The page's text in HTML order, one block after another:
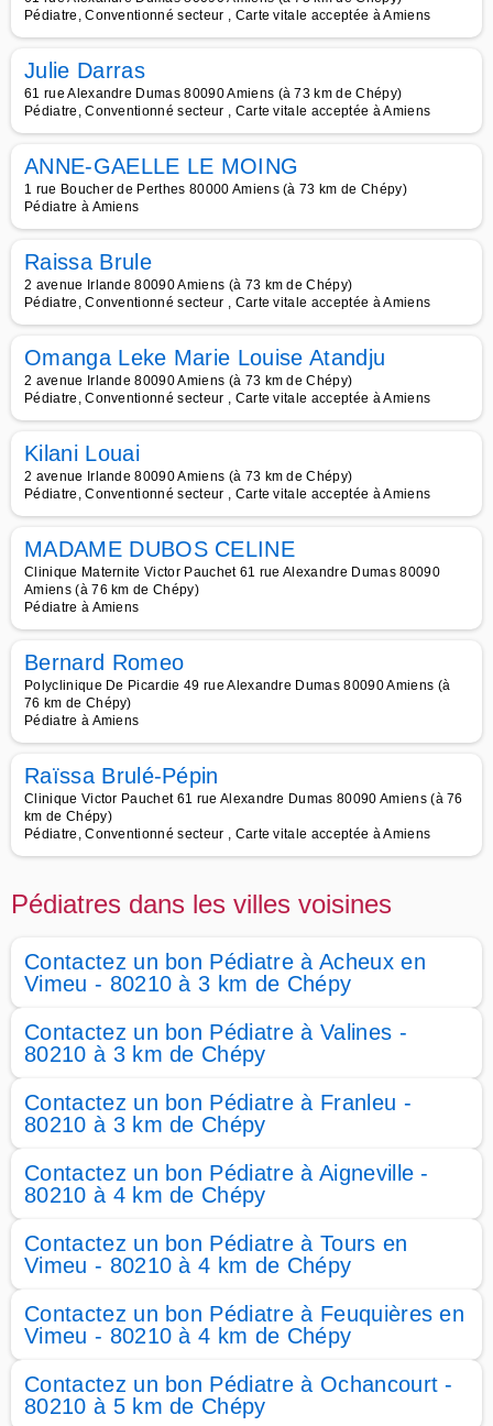
Pédiatre, Conventionné secteur , Carte vitale acceptée à Amiens
Julie Darras
61 rue Alexandre Dumas 80090 Amiens (à 73 km de Chépy)
Pédiatre, Conventionné secteur , Carte vitale acceptée à Amiens
ANNE-GAELLE LE MOING
1 rue Boucher de Perthes 80000 Amiens (à 73 km de Chépy)
Pédiatre à Amiens
Raissa Brule
2 avenue Irlande 80090 Amiens (à 73 km de Chépy)
Pédiatre, Conventionné secteur , Carte vitale acceptée à Amiens
Omanga Leke Marie Louise Atandju
2 avenue Irlande 80090 Amiens (à 73 km de Chépy)
Pédiatre, Conventionné secteur , Carte vitale acceptée à Amiens
Kilani Louai
2 avenue Irlande 80090 Amiens (à 73 km de Chépy)
Pédiatre, Conventionné secteur , Carte vitale acceptée à Amiens
MADAME DUBOS CELINE
Clinique Maternite Victor Pauchet 61 rue Alexandre Dumas 80090
Amiens (à 76 km de Chépy)
Pédiatre à Amiens
Bernard Romeo
Polyclinique De Picardie 49 rue Alexandre Dumas 80090 Amiens (à
76 km de Chépy)
Pédiatre à Amiens
Raïssa Brulé-Pépin
Clinique Victor Pauchet 61 rue Alexandre Dumas 80090 Amiens (à 76
km de Chépy)
Pédiatre, Conventionné secteur , Carte vitale acceptée à Amiens
Pédiatres dans les villes voisines
Contactez un bon Pédiatre à Acheux en
Vimeu - 80210 à 3 km de Chépy
Contactez un bon Pédiatre à Valines -
80210 à 3 km de Chépy
Contactez un bon Pédiatre à Franleu -
80210 à 3 km de Chépy
Contactez un bon Pédiatre à Aigneville -
80210 à 4 km de Chépy
Contactez un bon Pédiatre à Tours en
Vimeu - 80210 à 4 km de Chépy
Contactez un bon Pédiatre à Feuquières en
Vimeu - 80210 à 4 km de Chépy
Contactez un bon Pédiatre à Ochancourt -
80210 à 5 km de Chépy